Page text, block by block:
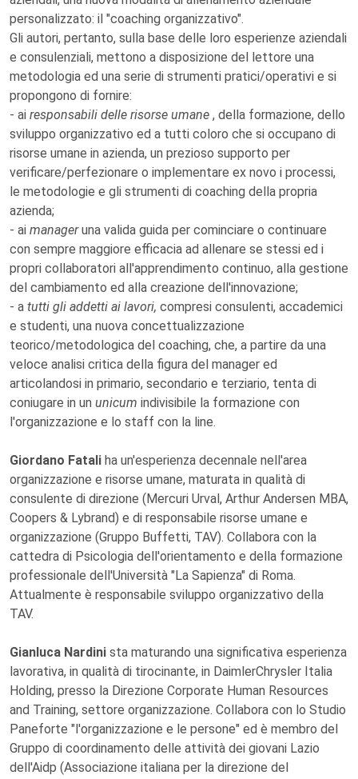
personalizzato: il "coaching organizzativo".
Gli autori, pertanto, sulla base delle loro esperienze aziendali
e consulenziali, mettono a disposizione del lettore una
metodologia ed una serie di strumenti pratici/operativi e si
propongono di fornire:
- ai responsabili delle risorse umane , della formazione, dello
sviluppo organizzativo ed a tutti coloro che si occupano di
risorse umane in azienda, un prezioso supporto per
verificare/perfezionare o implementare ex novo i processi,
le metodologie e gli strumenti di coaching della propria
azienda;
- ai manageruna valida guida per cominciare o continuare
con sempre maggiore efficacia ad allenare se stessi ed i
propri collaboratori all'apprendimento continuo, alla gestione
del cambiamento ed alla creazione dell'innovazione;
- a tutti gli addetti ai lavori, compresi consulenti, accademici
e studenti, una nuova concettualizzazione
teorico/metodologica del coaching, che, a partire da una
veloce analisi critica della figura del manager ed
articolandosi in primario, secondario e terziario, tenta di
coniugare in un unicum indivisibile la formazione con
l'organizzazione e lo staff con la line.
Giordano Fatali ha un'esperienza decennale nell'area
organizzazione e risorse umane, maturata in qualità di
consulente di direzione (Mercuri Urval, Arthur Andersen MBA,
Coopers & Lybrand) e di responsabile risorse umane e
organizzazione (Gruppo Buffetti, TAV). Collabora con la
cattedra di Psicologia dell'orientamento e della formazione
professionale dell'Università "La Sapienza" di Roma.
Attualmente è responsabile sviluppo organizzativo della
TAV.
Gianluca Nardini sta maturando una significativa esperienza
lavorativa, in qualità di tirocinante, in DaimlerChrysler Italia
Holding, presso la Direzione Corporate Human Resources
and Training, settore organizzazione. Collabora con lo Studio
Paneforte "l'organizzazione e le persone" ed è membro del
Gruppo di coordinamento delle attività dei giovani Lazio
dell'Aidp (Associazione italiana per la direzione del